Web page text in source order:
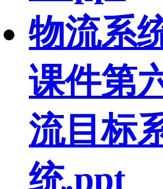
物流系
课件第
流目标
统.ppt